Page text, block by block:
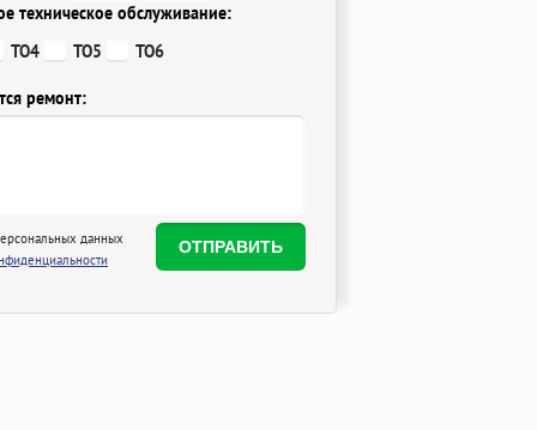
техническое обслуживание:
ТО4 ТО5 ТО6
ремонт:
данных